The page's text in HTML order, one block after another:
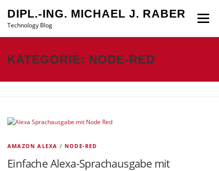
Inhalt
springen
DIPL.-ING. MICHAEL J. RABER
Technology Blog
Menü
STARTSEITE DATENSCHUTZ IMPRESSUM
KATEGORIE: NODE-RED
AMAZON ALEXA / NODE-RED
Einfache Alexa-Sprachausgabe mit